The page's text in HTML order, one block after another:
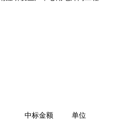
中标金额 单位